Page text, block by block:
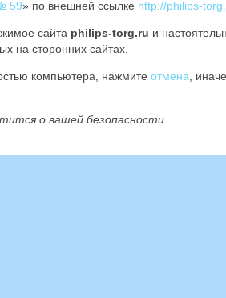
59» по внешней ссылке http://philips-
сайта philips-torg.ru и
на сторонних сайтах.
компьютера, нажмите отмена ,
о вашей безопасности.